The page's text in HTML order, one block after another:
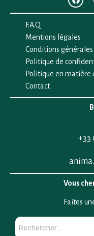
F.A.Q
Mentions légales
Conditions
Politique de
Politique en matière
Contact
+33
Vous
Faites